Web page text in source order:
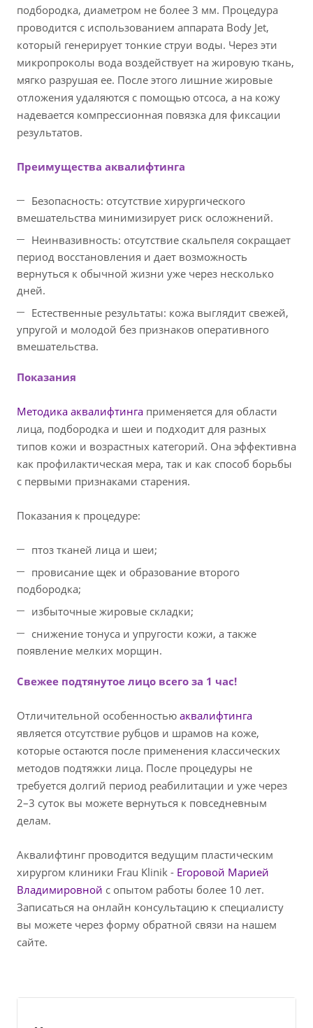
подбородка, диаметром не более 3 мм. Процедура
проводится с использованием аппарата Body Jet,
который генерирует тонкие струи воды. Через эти
микропроколы вода воздействует на жировую ткань,
мягко разрушая ее. После этого лишние жировые
отложения удаляются с помощью отсоса, а на кожу
надевается компрессионная повязка для фиксации
результатов.
Преимущества аквалифтинга
Безопасность: отсутствие хирургического
вмешательства минимизирует риск осложнений.
Неинвазивность: отсутствие скальпеля сокращает
период восстановления и дает возможность
вернуться к обычной жизни уже через несколько
дней.
Естественные результаты: кожа выглядит свежей,
упругой и молодой без признаков оперативного
вмешательства.
Показания
Методика аквалифтинга применяется для области
лица, подбородка и шеи и подходит для разных
типов кожи и возрастных категорий. Она эффективна
как профилактическая мера, так и как способ борьбы
с первыми признаками старения.
Показания к процедуре:
птоз тканей лица и шеи;
провисание щек и образование второго
подбородка;
избыточные жировые складки;
снижение тонуса и упругости кожи, а также
появление мелких морщин.
Свежее подтянутое лицо всего за 1 час!
Отличительной особенностью аквалифтинга
является отсутствие рубцов и шрамов на коже,
которые остаются после применения классических
методов подтяжки лица. После процедуры не
требуется долгий период реабилитации и уже через
2–3 суток вы можете вернуться к повседневным
делам.
Аквалифтинг проводится ведущим пластическим
хирургом клиники Frau Klinik - Егоровой Марией
Владимировной с опытом работы более 10 лет.
Записаться на онлайн консультацию к специалисту
вы можете через форму обратной связи на нашем
сайте.